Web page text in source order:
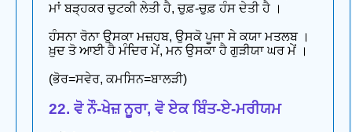
ਮਾਂ ਬੜ੍ਹਕਰ ਚੁਟਕੀ ਲੇਤੀ ਹੈ, ਚੁਫ਼-ਚੁਫ਼ ਹੰਸ ਦੇਤੀ ਹੈ ।
ਹੰਸਨਾ ਰੋਨਾ ਉਸਕਾ ਮਜ਼ਹਬ, ਉਸਕੋ ਪੂਜਾ ਸੇ ਕਯਾ ਮਤਲਬ ।
ਖ਼ੁਦ ਤੋ ਆਈ ਹੈ ਮੰਦਿਰ ਮੇਂ, ਮਨ ਉਸਕਾ ਹੈ ਗੁੜੀਯਾ ਘਰ ਮੇਂ ।
(ਭੋਰ=ਸਵੇਰ, ਕਮਸਿਨ=ਬਾਲੜੀ)
22. ਵੋ ਨੌ-ਖੇਜ਼ ਨੂਰਾ, ਵੋ ਏਕ ਬਿੰਤ-ਏ-ਮਰੀਯਮ